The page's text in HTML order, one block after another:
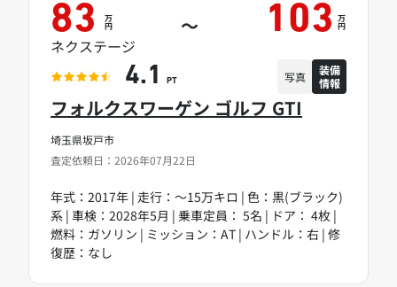
埼玉県坂戸市
査定依頼日：2026年07月22日
フォルクスワーゲン ゴルフ GTI
年式：2017年 | 走行：～15万キロ | 色：黒(ブラック)
系 | 車検：2028年5月 | 乗車定員： 5名 | ドア： 4枚 |
燃料：ガソリン | ミッション：AT | ハンドル：右 | 修
復歴：なし
83 万
円 ～ 103 万
円
ネクステージ
4.1 PT 写真
装備
情報